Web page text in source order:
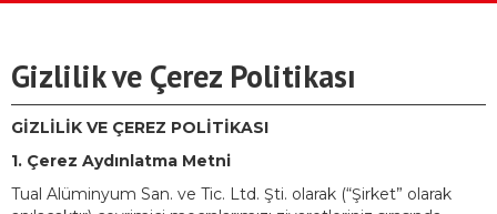
Gizlilik ve Çerez Politikası
GİZLİLİK VE ÇEREZ POLİTİKASI
1. Çerez Aydınlatma Metni
Tual Alüminyum San. ve Tic. Ltd. Şti. olarak (“Şirket” olarak